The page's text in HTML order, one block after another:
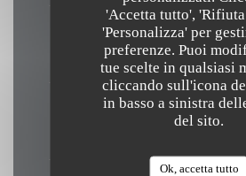
'Accetta tutto',
'Personalizza' per
preferenze. Puoi
tue scelte in qualsiasi
cliccando sull'icona
in basso a sinistra
del sito.
Ok, accetta tutto
Mer-Sab
12:30 - 14:30 * • 19:30
Domenica